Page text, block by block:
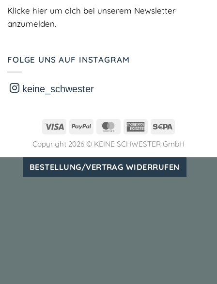
Klicke hier um dich bei unserem Newsletter
anzumelden.
FOLGE UNS AUF INSTAGRAM
keine_schwester
Visa PayPal MasterCardAmerican
Copyright 2026 © KEINE SCHWESTER GmbH
BESTELLUNG/VERTRAG WIDERRUFEN